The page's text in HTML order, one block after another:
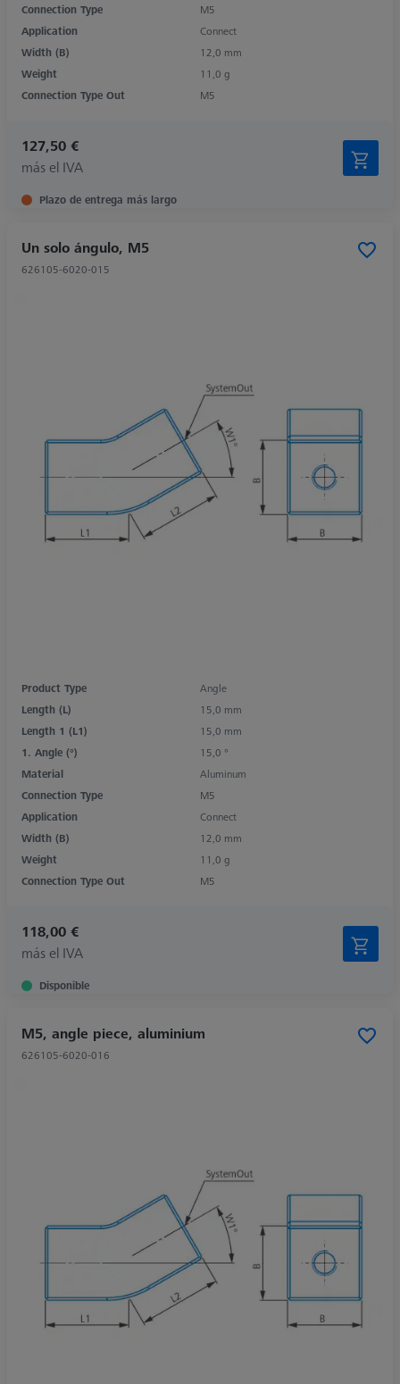
Connection Type
M5
Application
Connect
Width (B)
12,0 mm
Weight
11,0 g
Connection Type Out
M5
127,50 €
más el IVA
Plazo de entrega más largo
Un solo ángulo, M5
626105-6020-015
Product Type
Angle
Length (L)
15,0 mm
Length 1 (L1)
15,0 mm
1. Angle (°)
15,0 °
Material
Aluminum
Connection Type
M5
Application
Connect
Width (B)
12,0 mm
Weight
11,0 g
Connection Type Out
M5
118,00 €
más el IVA
Disponible
M5, angle piece, aluminium
626105-6020-016